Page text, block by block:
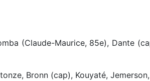
(Claude-Maurice, 85e), Dante
Bronn (cap), Kouyaté,